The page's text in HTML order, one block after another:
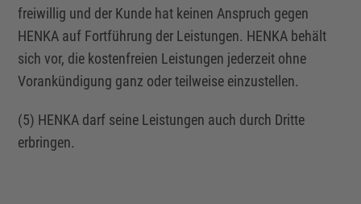
freiwillig und der Kunde hat keinen Anspruch gegen
HENKA auf Fortführung der Leistungen. HENKA behält
sich vor, die kostenfreien Leistungen jederzeit ohne
Vorankündigung ganz oder teilweise einzustellen.
(5) HENKA darf seine Leistungen auch durch Dritte
erbringen.